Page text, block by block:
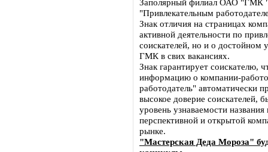
Заполярный филиал ОАО "ГМК
"Привлекательным
Знак отличия на страницах
активной деятельности по
соискателей, но и о достойном
ГМК в свих вакансиях.
Знак гарантирует соискателю,
информацию о компании-
работодатель" автоматически
высокое доверие соискателей,
уровень узнаваемости
перспективной и открытой
рынке.
"Мастерская Деда Мороза"